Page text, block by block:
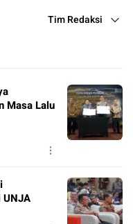
Tim Redaksi
Masa Lalu
UNJA